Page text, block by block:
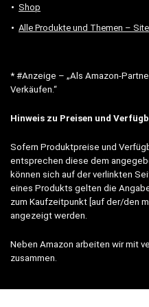
Shop
Alle Produkte und Themen –
* #Anzeige – „Als Amazon-
Verkäufen.“
Hinweis zu Preisen und
Sofern Produktpreise und
entsprechen diese dem
können sich auf der verlinkten
eines Produkts gelten die
zum Kaufzeitpunkt [auf der/den
angezeigt werden.
Neben Amazon arbeiten wir mit
zusammen.